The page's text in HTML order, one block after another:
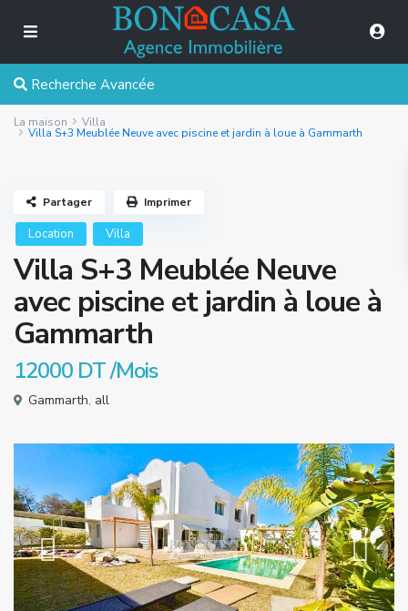
Recherche Avancée
La maison Villa
Villa S+3 Meublée Neuve avec piscine et jardin à loue à Gammarth
Location Villa
Villa S+3 Meublée Neuve
avec piscine et jardin à loue à
Gammarth
12000 DT/Mois
Gammarth, all
Partager Imprimer